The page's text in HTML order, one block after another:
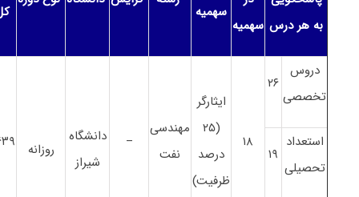
به هر درس سهمیه
سهمیه
دروس
تخصصی
۲۶
۱۸
ایثارگر
(۲۵
درصد
ظرفیت)
ﻣﻬﻨﺪسی
ﻧﻔﺖ
–
دانشگاه
شیراز
روزانه
استعداد
تحصیلی
۱۹